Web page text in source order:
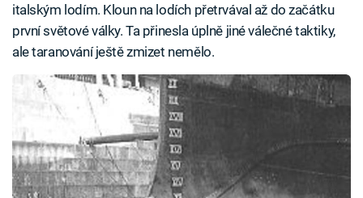
italským lodím. Kloun na lodích přetrvával až do začátku
první světové války. Ta přinesla úplně jiné válečné taktiky,
ale taranování ještě zmizet nemělo.